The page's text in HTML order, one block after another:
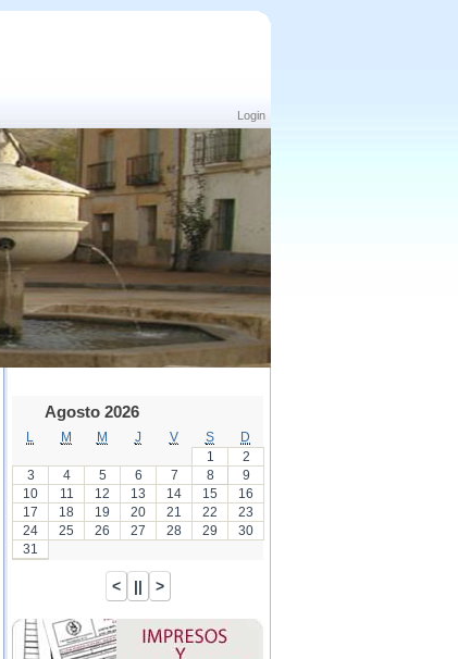
Login
Agosto 2026
M M J V S
D
1
2
3
4 5 6 7 8
9
10
11 12 13 14 15
16
17
18 19 20 21 22
23
24
25 26 27 28 29
30
31